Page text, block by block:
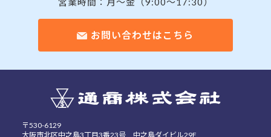
お問い合わせはこちら
〒530-6129
大阪市北区中之島3丁目3番23号 中之島ダイビル29F